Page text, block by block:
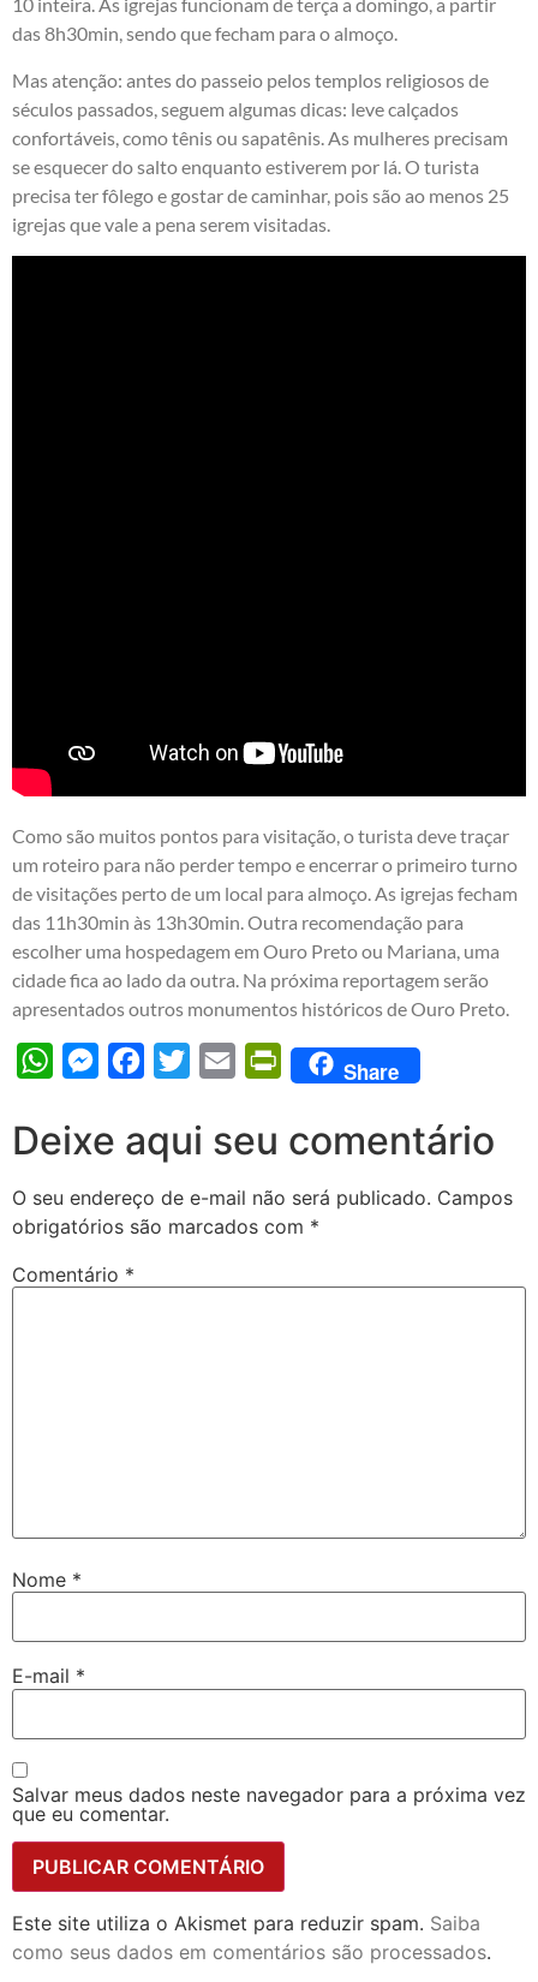
10 inteira. As igrejas funcionam de terça a domingo, a partir
das 8h30min, sendo que fecham para o almoço.
Mas atenção: antes do passeio pelos templos religiosos de
séculos passados, seguem algumas dicas: leve calçados
confortáveis, como tênis ou sapatênis. As mulheres precisam
se esquecer do salto enquanto estiverem por lá. O turista
precisa ter fôlego e gostar de caminhar, pois são ao menos 25
igrejas que vale a pena serem visitadas.
Como são muitos pontos para visitação, o turista deve traçar
um roteiro para não perder tempo e encerrar o primeiro turno
de visitações perto de um local para almoço. As igrejas fecham
das 11h30min às 13h30min. Outra recomendação para
escolher uma hospedagem em Ouro Preto ou Mariana, uma
cidade fica ao lado da outra. Na próxima reportagem serão
apresentados outros monumentos históricos de Ouro Preto.
WhatsAppMessengerFacebook
Twitter Email PrintFriendly
Share
Deixe aqui seu comentário
O seu endereço de e-mail não será publicado. Campos
obrigatórios são marcados com *
Comentário *
Nome *
E-mail *
Salvar meus dados neste navegador para a próxima vez
que eu comentar.
Este site utiliza o Akismet para reduzir spam. Saiba
como seus dados em comentários são processados.